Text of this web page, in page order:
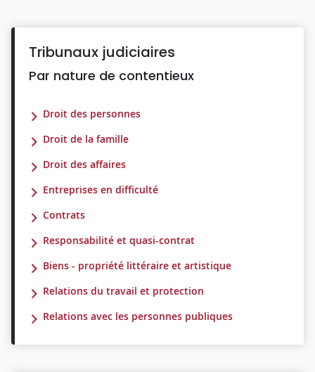
Tribunaux judiciaires
Par nature de contentieux
Droit des personnes
Droit de la famille
Droit des affaires
Entreprises en difficulté
Contrats
Responsabilité et quasi-contrat
Biens - propriété littéraire et artistique
Relations du travail et protection
Relations avec les personnes publiques